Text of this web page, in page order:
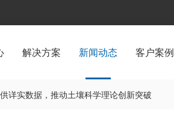
解决方案 新闻动态 客户案例
详实数据，推动土壤科学理论创新突破